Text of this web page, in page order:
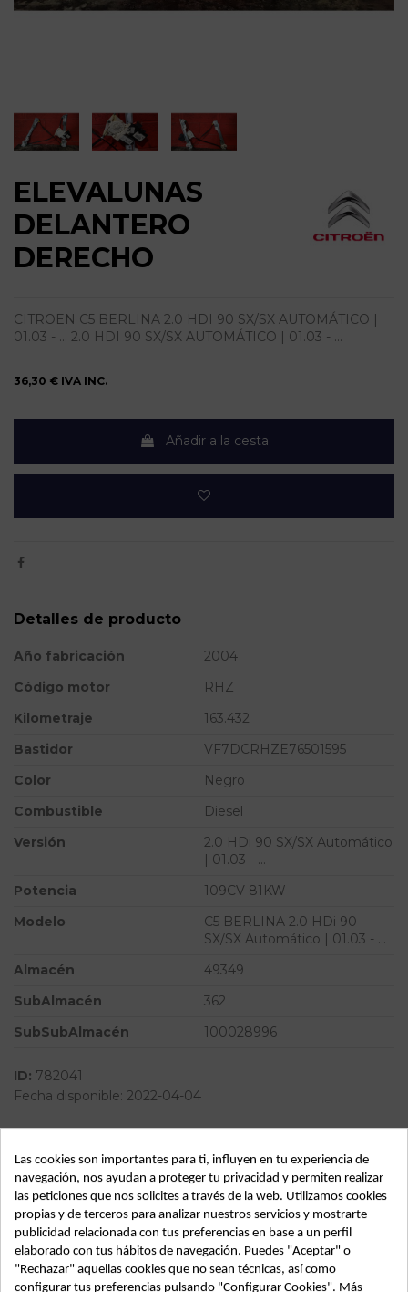
ELEVALUNAS
DELANTERO
DERECHO
CITROEN C5 BERLINA 2.0 HDI 90 SX/SX AUTOMÁTICO |
01.03 - ... 2.0 HDI 90 SX/SX AUTOMÁTICO | 01.03 - ...
36,30 € IVA INC.
Añadir a la cesta
Detalles de producto
Año fabricación
2004
Código motor
RHZ
Kilometraje
163.432
Bastidor
VF7DCRHZE76501595
Color
Negro
Combustible
Diesel
Versión
2.0 HDi 90 SX/SX Automático
| 01.03 - ...
Potencia
109CV 81KW
Modelo
C5 BERLINA 2.0 HDi 90
SX/SX Automático | 01.03 - ...
Almacén
49349
SubAlmacén
362
SubSubAlmacén
100028996
ID: 782041
Fecha disponible: 2022-04-04
Descripción
Recambio de elevalunas delantero derecho para citroen c5
berlina 2.0 hdi 90 sx/sx automático | 01.03 - ... 2.0 hdi 90
sx/sx automático | 01.03 - ... referencia OEM IAM
Las cookies son importantes para ti, influyen en tu experiencia de
navegación, nos ayudan a proteger tu privacidad y permiten realizar
las peticiones que nos solicites a través de la web. Utilizamos cookies
propias y de terceros para analizar nuestros servicios y mostrarte
publicidad relacionada con tus preferencias en base a un perfil
elaborado con tus hábitos de navegación. Puedes "Aceptar" o
"Rechazar" aquellas cookies que no sean técnicas, así como
configurar tus preferencias pulsando "Configurar Cookies". Más